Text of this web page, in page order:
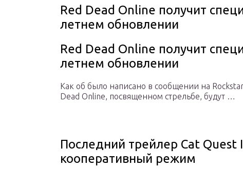
Red Dead Online получит
летнем обновлении
Red Dead Online получит
летнем обновлении
Как об было написано в сообщении на
Dead Online, посвященном стрельбе, будут …
Последний трейлер Cat Quest
кооперативный режим